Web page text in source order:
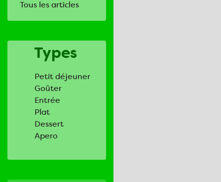
Tous les articles
Types
Petit déjeuner
Goûter
Entrée
Plat
Dessert
Apero